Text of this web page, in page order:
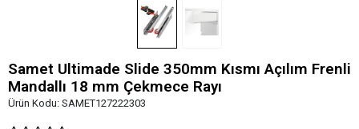
Samet Ultimade Slide 350mm Kısmı Açılım Frenli
Mandallı 18 mm Çekmece Rayı
Ürün Kodu: SAMET127222303